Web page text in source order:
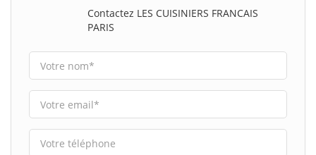
Contactez LES CUISINIERS FRANCAIS
PARIS